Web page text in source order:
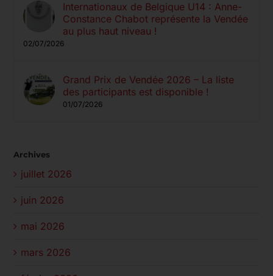
Internationaux de Belgique U14 : Anne-
Constance Chabot représente la Vendée
au plus haut niveau !
02/07/2026
Grand Prix de Vendée 2026 – La liste
des participants est disponible !
01/07/2026
Archives
juillet 2026
juin 2026
mai 2026
mars 2026